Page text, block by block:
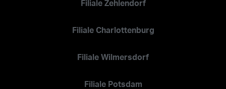
Filiale Zehlendorf
Filiale Charlottenburg
Filiale Wilmersdorf
Filiale Potsdam